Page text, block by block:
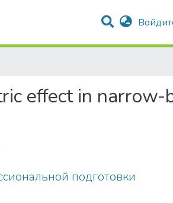
effect in narrow-
подготовки